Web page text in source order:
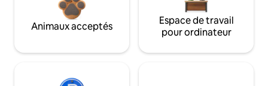
Animaux acceptés
Espace de travail
pour ordinateur